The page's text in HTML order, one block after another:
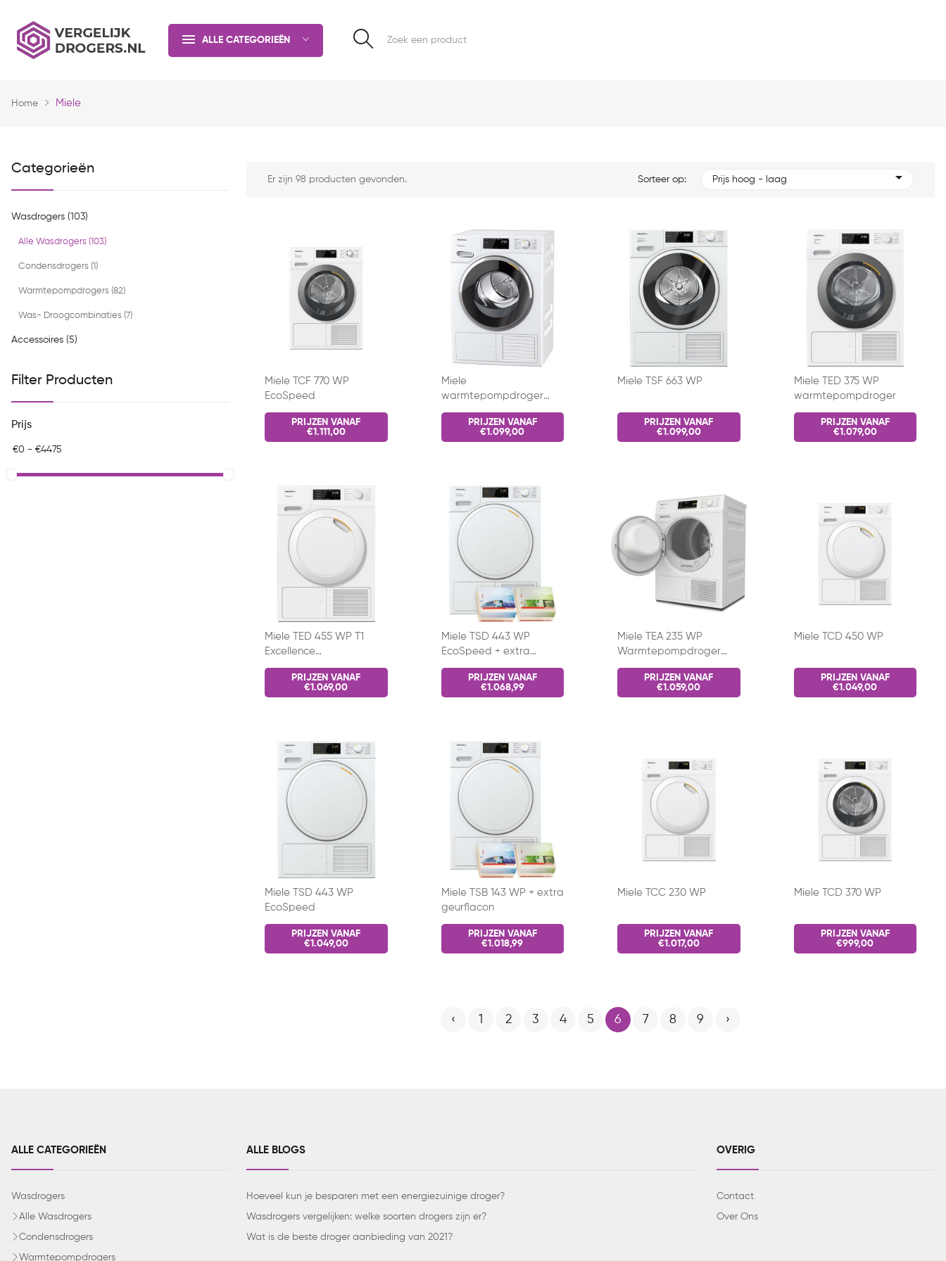
ALLE CATEGORIEËN
Home Miele
Er zijn 98 producten gevonden. Sorteer op: Prijs hoog - laag
Miele TCF 770 WP
EcoSpeed
PRIJZEN VANAF
€1.111,00
Miele
warmtepompdroger
TWF 640 WP
PRIJZEN VANAF
€1.099,00
Miele TSF 663 WP
PRIJZEN VANAF
€1.099,00
Miele TED 375 WP
warmtepompdroger
PRIJZEN VANAF
€1.079,00
Miele TED 455 WP T1
Excellence
ChromeEdition
warmtepompdroger
PRIJZEN VANAF
€1.069,00
Miele TSD 443 WP
EcoSpeed + extra
geurflacon
PRIJZEN VANAF
€1.068,99
Miele TEA 235 WP
Warmtepompdroger
Wit
PRIJZEN VANAF
€1.059,00
Miele TCD 450 WP
PRIJZEN VANAF
€1.049,00
Miele TSD 443 WP
EcoSpeed
PRIJZEN VANAF
€1.049,00
Miele TSB 143 WP + extra
geurflacon
PRIJZEN VANAF
€1.018,99
Miele TCC 230 WP
PRIJZEN VANAF
€1.017,00
Miele TCD 370 WP
PRIJZEN VANAF
€999,00
‹ 1 2 3 4 5 6 7 8 9 ›
Categorieën
Wasdrogers (103)
Alle Wasdrogers (103)
Condensdrogers (1)
Warmtepompdrogers (82)
Was- Droogcombinaties (7)
Accessoires (5)
Filter Producten
Prijs
ALLE CATEGORIEËN
Wasdrogers
Alle Wasdrogers
Condensdrogers
Warmtepompdrogers
ALLE BLOGS
Hoeveel kun je besparen met een energiezuinige droger?
Wasdrogers vergelijken: welke soorten drogers zijn er?
Wat is de beste droger aanbieding van 2021?
OVERIG
Contact
Over Ons